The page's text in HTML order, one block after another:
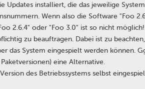
Updates installiert, die das jeweilige
Wenn also die Software "Foo
2.6.4" oder "Foo 3.0" ist so nicht
zu beauftragen. Dabei ist zu
das System eingespielt werden können.
eine Alternative.
des Betriebssystems selbst